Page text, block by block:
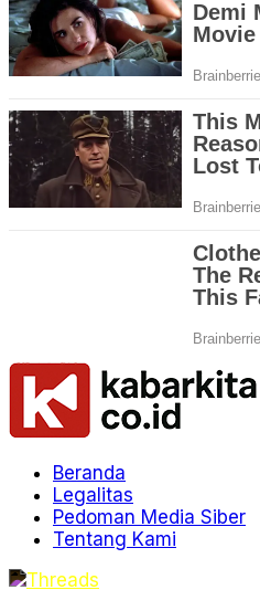
Beranda
Legalitas
Pedoman Media Siber
Tentang Kami